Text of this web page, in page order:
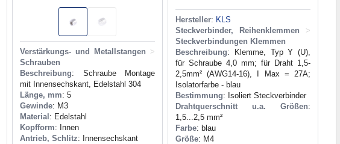
Verstärkungs- und Metallstangen >
Schrauben
Beschreibung: Schraube Montage
mit Innensechskant, Edelstahl 304
Länge, mm: 5
Gewinde: M3
Material : Edelstahl
Kopfform: Innen
Antrieb, Schlitz: Innensechskant
Hersteller: KLS
Steckverbinder, Reihenklemmen
>
Steckverbindungen Klemmen
Beschreibung: Klemme, Typ Y (U),
für Schraube 4,0 mm; für Draht 1,5-
2,5mm² (AWG14-16), I Max = 27A;
Isolatorfarbe - blau
Bestimmung: Isoliert Steckverbinder
Drahtquerschnitt u.a. Größen:
1,5...2,5 mm²
Farbe: blau
Größe: M4